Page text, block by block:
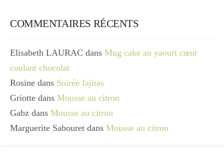
COMMENTAIRES RÉCENTS
Elisabeth LAURAC dans Mug cake au yaourt cœur
coulant chocolat
Rosine dans Soirée fajitas
Griotte dans Mousse au citron
Gabz dans Mousse au citron
Marguerite Sabouret dans Mousse au citron